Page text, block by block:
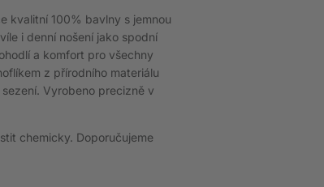
kvalitní 100% bavlny s jemnou
i denní nošení jako spodní
a komfort pro všechny
z přírodního materiálu
Vyrobeno precizně v
chemicky. Doporučujeme